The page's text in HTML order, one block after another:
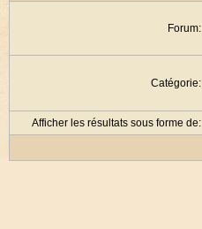
Forum:
Catégorie:
Afficher les résultats sous forme de: